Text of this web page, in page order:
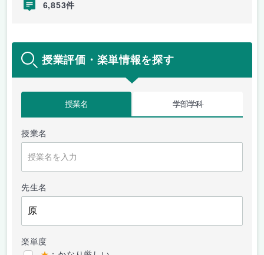
6,853件
授業評価・楽単情報を探す
授業名 学部学科
授業名
先生名
楽単度